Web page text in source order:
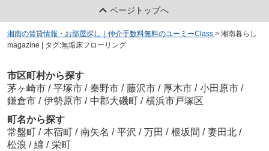
ページトップへ
湘南の賃貸情報・お部屋探し｜仲介手数料無料のユーミーClass > 湘南暮らし
magazine | タグ:無垢床フローリング
市区町村から探す
茅ヶ崎市 / 平塚市 / 秦野市 / 藤沢市 / 厚木市 / 小田原市 /
鎌倉市 / 伊勢原市 / 中郡大磯町 / 横浜市戸塚区
町名から探す
常盤町 / 本宿町 / 南矢名 / 平沢 / 万田 / 根坂間 / 妻田北 /
松浪 / 纒 / 栄町